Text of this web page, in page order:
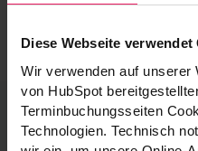
Diese Webseite verwendet
Wir verwenden auf unserer
von HubSpot
Terminbuchungsseiten
Technologien. Technisch
Hier erfahren